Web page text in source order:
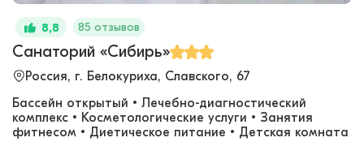
8,8 85 отзывов
Санаторий «Сибирь»
Россия, г. Белокуриха, Славского, 67
Бассейн открытый • Лечебно-диагностический
комплекс • Косметологические услуги • Занятия
фитнесом • Диетическое питание • Детская комната